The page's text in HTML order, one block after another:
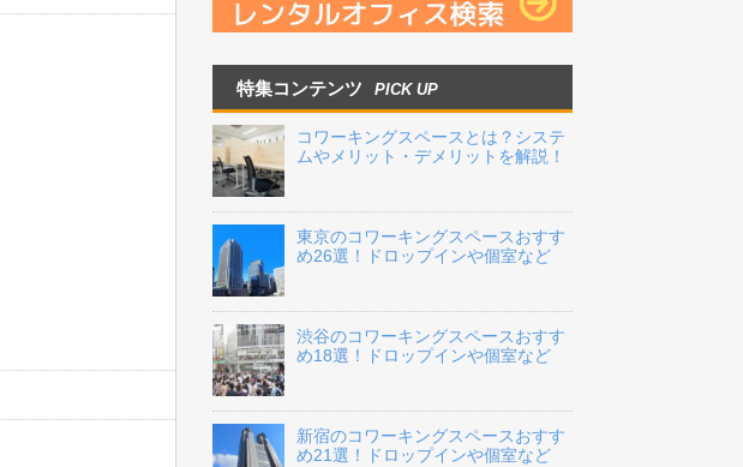
特集コンテンツ PICK UP
コワーキングスペースとは？システ
ムやメリット・デメリットを解説！
東京のコワーキングスペースおすす
め26選！ドロップインや個室など
渋谷のコワーキングスペースおすす
め18選！ドロップインや個室など
新宿のコワーキングスペースおすす
め21選！ドロップインや個室など